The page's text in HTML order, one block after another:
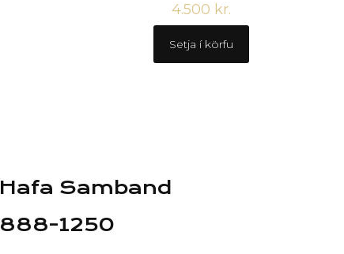
4.500 kr.
Setja í körfu
Hafa Samband
888-1250